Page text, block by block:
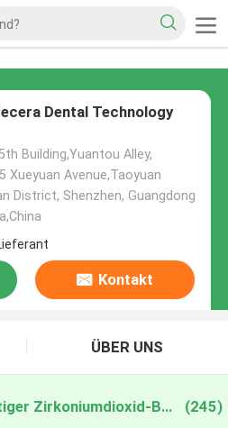
Dental Technology
Building,Yuantou Alley,
Xueyuan Avenue,Taoyuan
District, Shenzhen, Guangdong
Kontakt
ÜBER UNS
China Mehrschichtiger Zirkoniumdioxid-Block (245)